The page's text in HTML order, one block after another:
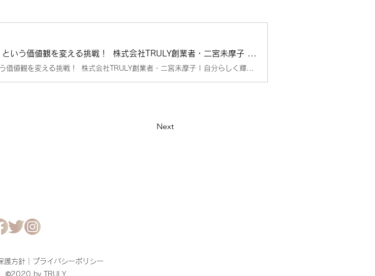
「女性は我慢しなくちゃいけない」 という価値観を変える挑戦！ 株式会社TRULY創業者・二宮未摩子 | 自分らしく輝く女性のためのライフスタイルメディアlumily
Next
護方針｜
プライバシーポリシー
©2020 by TRULY